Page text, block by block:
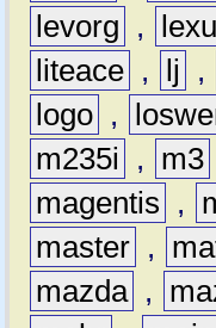
levorg
,
liteace , lj ,
logo ,
m235i
, m3
magentis
,
master ,
mazda ,